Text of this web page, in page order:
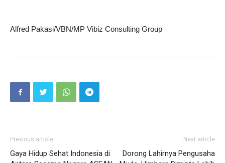
Alfred Pakasi/VBN/MP Vibiz Consulting Group
Previous article
Gaya Hidup Sehat Indonesia di
Next article
Dorong Lahirnya Pengusaha